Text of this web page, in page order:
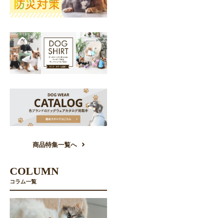
商品特集一覧へ
COLUMN
コラム一覧